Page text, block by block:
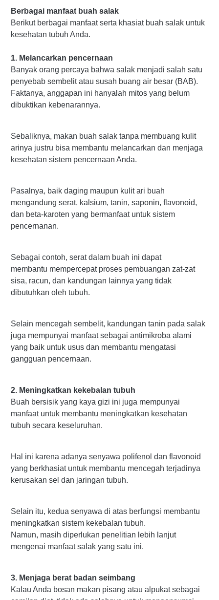
Berbagai manfaat buah salak
Berikut berbagai manfaat serta khasiat buah salak untuk
kesehatan tubuh Anda.
1. Melancarkan pencernaan
Banyak orang percaya bahwa salak menjadi salah satu
penyebab sembelit atau susah buang air besar (BAB).
Faktanya, anggapan ini hanyalah mitos yang belum
dibuktikan kebenarannya.
Sebaliknya, makan buah salak tanpa membuang kulit
arinya justru bisa membantu melancarkan dan menjaga
kesehatan sistem pencernaan Anda.
Pasalnya, baik daging maupun kulit ari buah
mengandung serat, kalsium, tanin, saponin, flavonoid,
dan beta-karoten yang bermanfaat untuk sistem
pencernanan.
Sebagai contoh, serat dalam buah ini dapat
membantu mempercepat proses pembuangan zat-zat
sisa, racun, dan kandungan lainnya yang tidak
dibutuhkan oleh tubuh.
Selain mencegah sembelit, kandungan tanin pada salak
juga mempunyai manfaat sebagai antimikroba alami
yang baik untuk usus dan membantu mengatasi
gangguan pencernaan.
2. Meningkatkan kekebalan tubuh
Buah bersisik yang kaya gizi ini juga mempunyai
manfaat untuk membantu meningkatkan kesehatan
tubuh secara keseluruhan.
Hal ini karena adanya senyawa polifenol dan flavonoid
yang berkhasiat untuk membantu mencegah terjadinya
kerusakan sel dan jaringan tubuh.
Selain itu, kedua senyawa di atas berfungsi membantu
meningkatkan sistem kekebalan tubuh.
Namun, masih diperlukan penelitian lebih lanjut
mengenai manfaat salak yang satu ini.
3. Menjaga berat badan seimbang
Kalau Anda bosan makan pisang atau alpukat sebagai